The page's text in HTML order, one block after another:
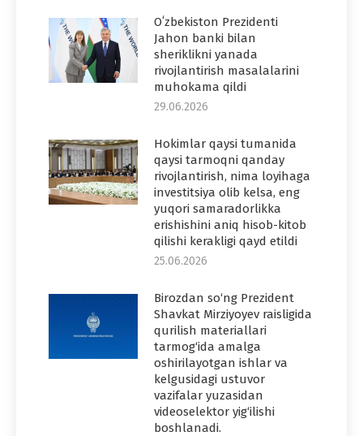
Oʻzbekiston Prezidenti
Jahon banki bilan
sheriklikni yanada
rivojlantirish masalalarini
muhokama qildi
29.06.2026
Hokimlar qaysi tumanida
qaysi tarmoqni qanday
rivojlantirish, nima loyihaga
investitsiya olib kelsa, eng
yuqori samaradorlikka
erishishini aniq hisob-kitob
qilishi kerakligi qayd etildi
25.06.2026
Birozdan so‘ng Prezident
Shavkat Mirziyoyev raisligida
qurilish materiallari
tarmog‘ida amalga
oshirilayotgan ishlar va
kelgusidagi ustuvor
vazifalar yuzasidan
videoselektor yig‘ilishi
boshlanadi.